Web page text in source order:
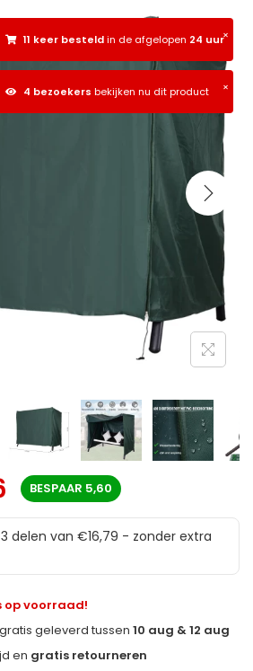
×
11 keer besteldin de afgelopen 24 uur
×
4 bezoekers bekijken nu dit product
BESPAAR 5,60
delen van €16,79 - zonder extra
op voorraad!
geleverd tussen10 aug & 12 aug
en gratis retourneren